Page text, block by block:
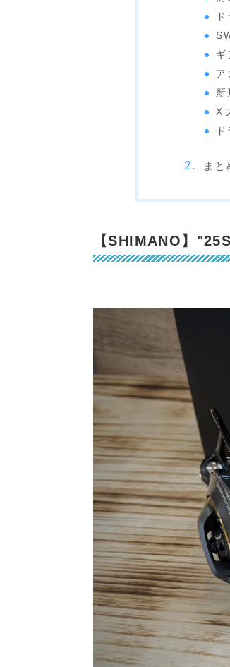
ギ
ア
新
X
まと
【SHIMANO】